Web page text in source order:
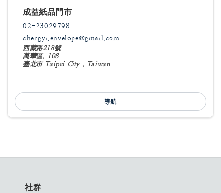
成益紙品門市
02-23029798
chengyi.envelope@gmail.com
西藏路218號
萬華區, 108
臺北市 Taipei City , Taiwan
導航
社群